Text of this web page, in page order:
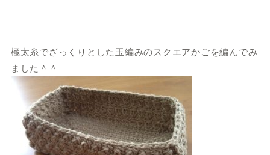
極太糸でざっくりとした玉編みのスクエアかごを編んでみ
ました＾＾